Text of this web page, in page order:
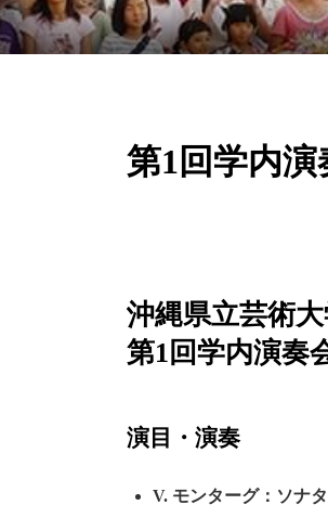
第1回学内
沖縄県立芸術
第1回学内演
演目・演奏
V. モンターグ：ソナ